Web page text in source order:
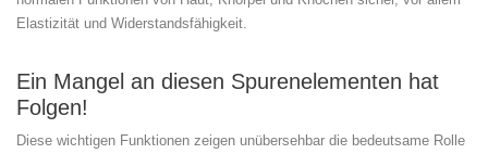
Elastizität und Widerstandsfähigkeit.
Ein Mangel an diesen Spurenelementen hat
Folgen!
Diese wichtigen Funktionen zeigen unübersehbar die bedeutsame Rolle